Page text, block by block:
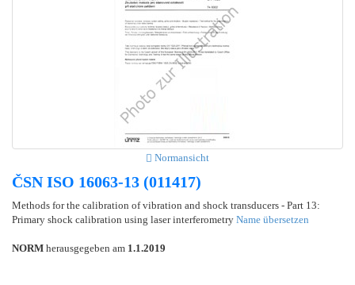
Normansicht
ČSN ISO 16063-13 (011417)
Methods for the calibration of vibration and shock transducers - Part 13:
Primary shock calibration using laser interferometry Name übersetzen
NORM herausgegeben am 1.1.2019